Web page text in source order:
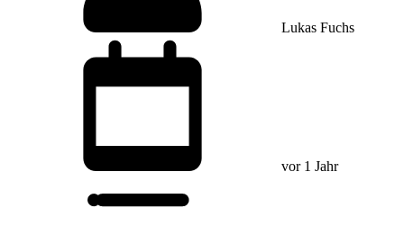
Lukas Fuchs
vor 1 Jahr